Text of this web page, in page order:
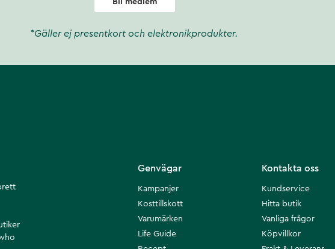
Bli medlem
*Gäller ej presentkort och elektronikprodukter.
Kontakta oss
Kundservice
Hitta butik
Vanliga frågor
Köpvillkor
Genvägar
Kampanjer
Kosttillskott
Varumärken
Life Guide